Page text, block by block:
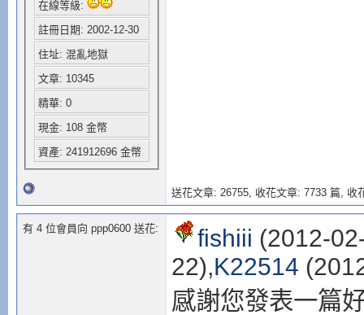
在線等級:
註冊日期: 2002-12-30
住址: 混亂地獄
文章: 10345
精華: 0
現金: 108 金幣
資產: 241912696 金幣
送花文章: 26755, 收花文章: 7733 篇, 收
有 4 位會員向 ppp0600 送花: fishiii (2012-
22),K22514
感謝您發表一篇